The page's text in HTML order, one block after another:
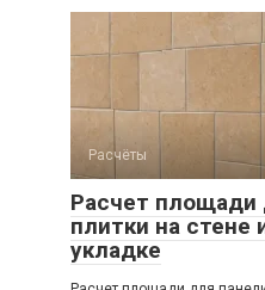
Расчёты
Расчет площади
плитки на стене
укладке